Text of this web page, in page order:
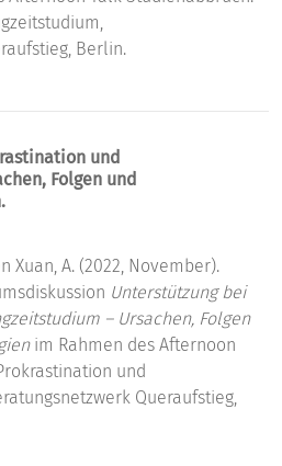
Berlin.
und
Folgen und
Xuan, A. (2022, November).
Unterstützung bei
– Ursachen, Folgen
im Rahmen des Afternoon
und
Queraufstieg,